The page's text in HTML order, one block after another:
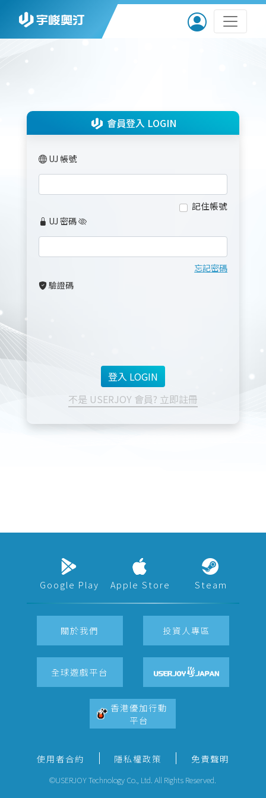
會員登入 LOGIN
UJ 帳號
記住帳號
UJ 密碼
忘記密碼
驗證碼
不是 USERJOY 會員? 立即註冊
Google Play Apple Store Steam
關於我們 投資人專區
全球遊戲平台
香港優加行動
平台
使用者合約 隱私權政策 免責聲明
©USERJOY Technology Co., Ltd. All Rights Reserved.